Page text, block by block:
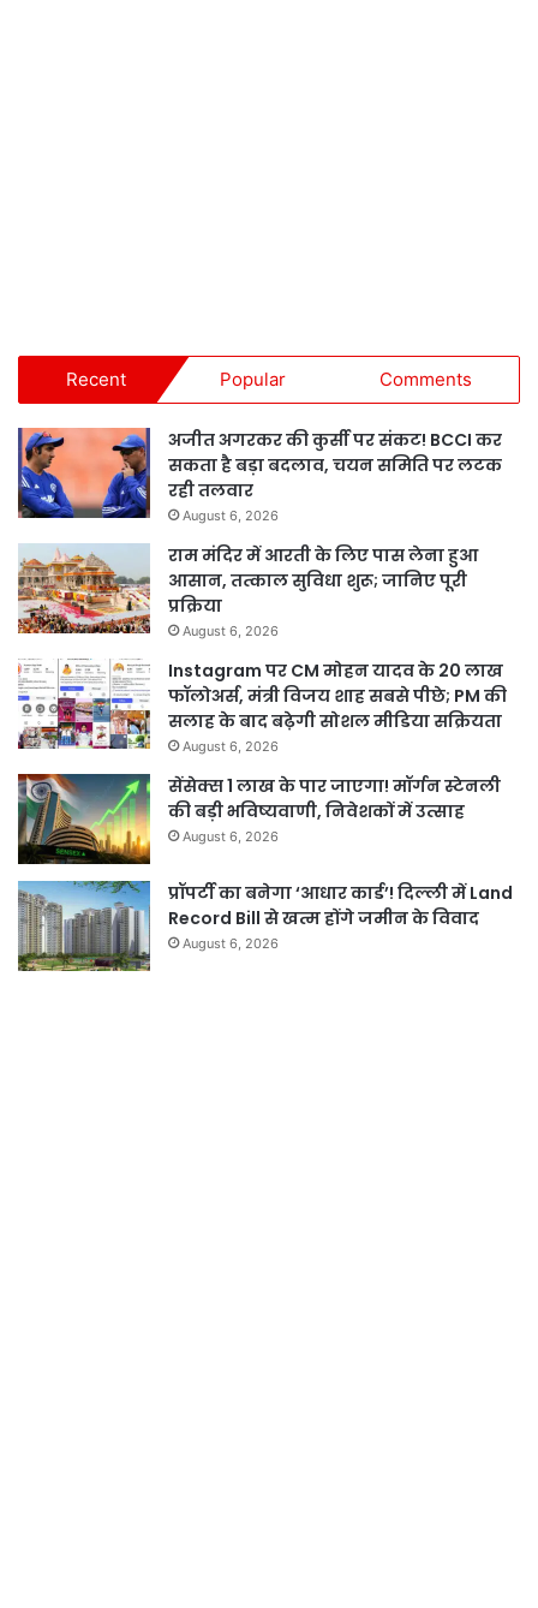
Recent Popular Comments
अजीत अगरकर की कुर्सी पर संकट! BCCI कर
सकता है बड़ा बदलाव, चयन समिति पर लटक
रही तलवार
August 6, 2026
राम मंदिर में आरती के लिए पास लेना हुआ
आसान, तत्काल सुविधा शुरू; जानिए पूरी
प्रक्रिया
August 6, 2026
Instagram पर CM मोहन यादव के 20 लाख
फॉलोअर्स, मंत्री विजय शाह सबसे पीछे; PM की
सलाह के बाद बढ़ेगी सोशल मीडिया सक्रियता
August 6, 2026
सेंसेक्स 1 लाख के पार जाएगा! मॉर्गन स्टेनली
की बड़ी भविष्यवाणी, निवेशकों में उत्साह
August 6, 2026
प्रॉपर्टी का बनेगा ‘आधार कार्ड’! दिल्ली में Land
Record Bill से खत्म होंगे जमीन के विवाद
August 6, 2026